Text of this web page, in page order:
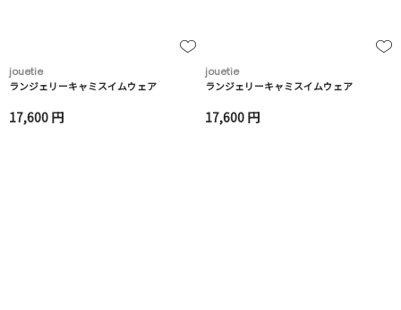
jouetie
ランジェリーキャミスイムウェア
17,600 円
jouetie
ランジェリーキャミスイムウェア
17,600 円